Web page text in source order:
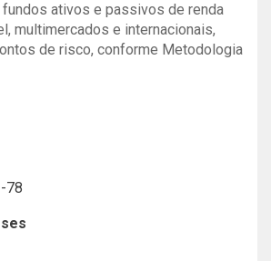
fundos ativos e passivos de renda
multimercados e internacionais,
de risco, conforme Metodologia
78